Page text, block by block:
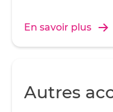
En savoir plus
Autres